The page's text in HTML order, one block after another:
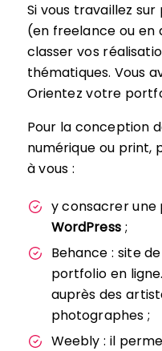
Si vous travaillez
(en freelance ou en
classer vos
thématiques. Vous
Orientez votre
Pour la conception
numérique ou print,
à vous :
y consacrer
WordPress;
Behance : site
portfolio en
auprès des
photographes ;
Weebly : il